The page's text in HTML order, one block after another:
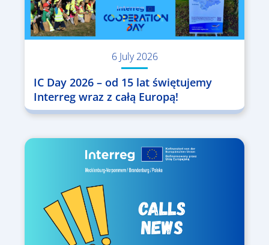
6 July 2026
IC Day 2026 – od 15 lat świętujemy
Interreg wraz z całą Europą!